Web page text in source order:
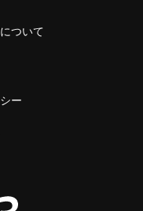
ついて
ー